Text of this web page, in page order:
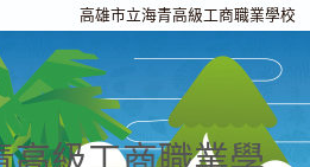
高雄市立海青高級工商職業學校